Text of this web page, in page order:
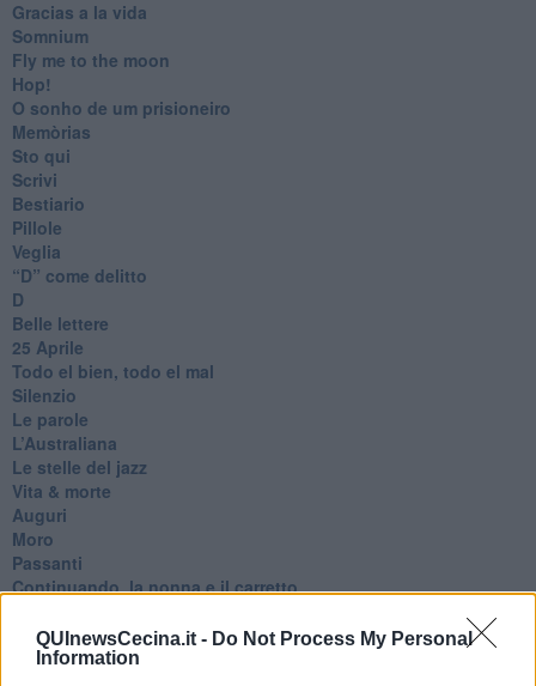
QUInewsCecina.it - Do Not Process My Personal
Information
Gracias a la vida
Somnium
Fly me to the moon
Hop!
O sonho de um prisioneiro
Memòrias
Sto qui
Scrivi
Bestiario
Pillole
Veglia
​“D” come delitto
D
Belle lettere
25 Aprile
Todo el bien, todo el mal
Silenzio
Le parole
​L’Australiana
Le stelle del jazz
Vita & morte
Auguri
Moro
Passanti
Continuando, la nonna e il carretto
Fiamme
Anzi